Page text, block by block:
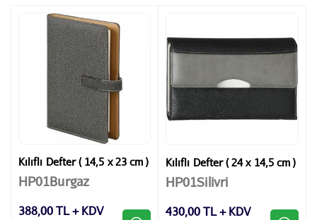
Kılıflı Defter ( 14,5 x 23 cm )
HP01Burgaz
388,00 TL + KDV
Kılıflı Defter ( 24 x 14,5 cm )
HP01Silivri
430,00 TL + KDV